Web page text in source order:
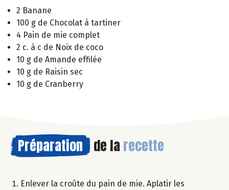
2 Banane
100 g de Chocolat à tartiner
4 Pain de mie complet
2 c. à c de Noix de coco
10 g de Amande effilée
10 g de Raisin sec
10 g de Cranberry
Préparation de la recette
Enlever la croûte du pain de mie. Aplatir les